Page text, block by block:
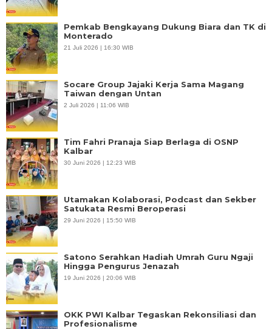
Pemkab Bengkayang Dukung Biara dan TK di
Monterado
21 Juli 2026 | 16:30 WIB
Socare Group Jajaki Kerja Sama Magang
Taiwan dengan Untan
2 Juli 2026 | 11:06 WIB
Tim Fahri Pranaja Siap Berlaga di OSNP
Kalbar
30 Juni 2026 | 12:23 WIB
Utamakan Kolaborasi, Podcast dan Sekber
Satukata Resmi Beroperasi
29 Juni 2026 | 15:50 WIB
Satono Serahkan Hadiah Umrah Guru Ngaji
Hingga Pengurus Jenazah
19 Juni 2026 | 20:06 WIB
OKK PWI Kalbar Tegaskan Rekonsiliasi dan
Profesionalisme